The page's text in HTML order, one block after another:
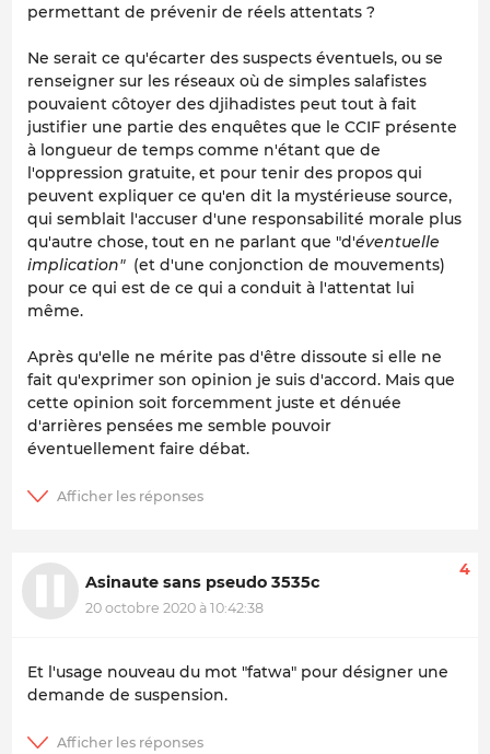
permettant de prévenir de réels attentats ?
Ne serait ce qu'écarter des suspects éventuels, ou se
renseigner sur les réseaux où de simples salafistes
pouvaient côtoyer des djihadistes peut tout à fait
justifier une partie des enquêtes que le CCIF présente
à longueur de temps comme n'étant que de
l'oppression gratuite, et pour tenir des propos qui
peuvent expliquer ce qu'en dit la mystérieuse source,
qui semblait l'accuser d'une responsabilité morale plus
qu'autre chose, tout en ne parlant que "d'éventuelle
implication"(et d'une conjonction de mouvements)
pour ce qui est de ce qui a conduit à l'attentat lui
même.
Après qu'elle ne mérite pas d'être dissoute si elle ne
fait qu'exprimer son opinion je suis d'accord. Mais que
cette opinion soit forcemment juste et dénuée
d'arrières pensées me semble pouvoir
éventuellement faire débat.
Asinaute sans pseudo 3535c
20 octobre 2020 à 10:42:38
4
Et l'usage nouveau du mot "fatwa" pour désigner une
demande de suspension.